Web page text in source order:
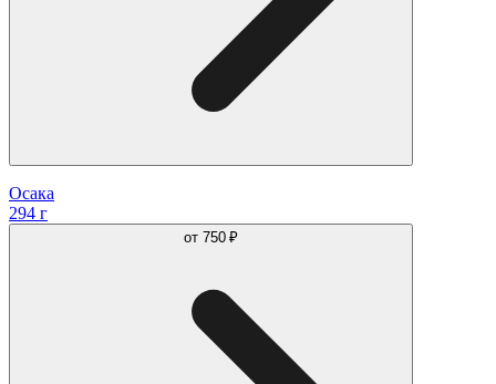
Осака
294 г
от 750 ₽